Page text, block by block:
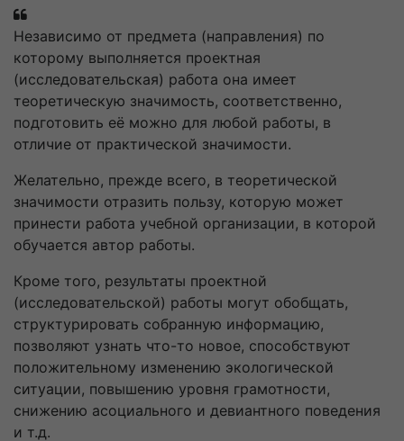
Независимо от предмета (направления) по
которому выполняется проектная
(исследовательская) работа она имеет
теоретическую значимость, соответственно,
подготовить её можно для любой работы, в
отличие от практической значимости.
Желательно, прежде всего, в теоретической
значимости отразить пользу, которую может
принести работа учебной организации, в которой
обучается автор работы.
Кроме того, результаты проектной
(исследовательской) работы могут обобщать,
структурировать собранную информацию,
позволяют узнать что-то новое, способствуют
положительному изменению экологической
ситуации, повышению уровня грамотности,
снижению асоциального и девиантного поведения
и т.д.